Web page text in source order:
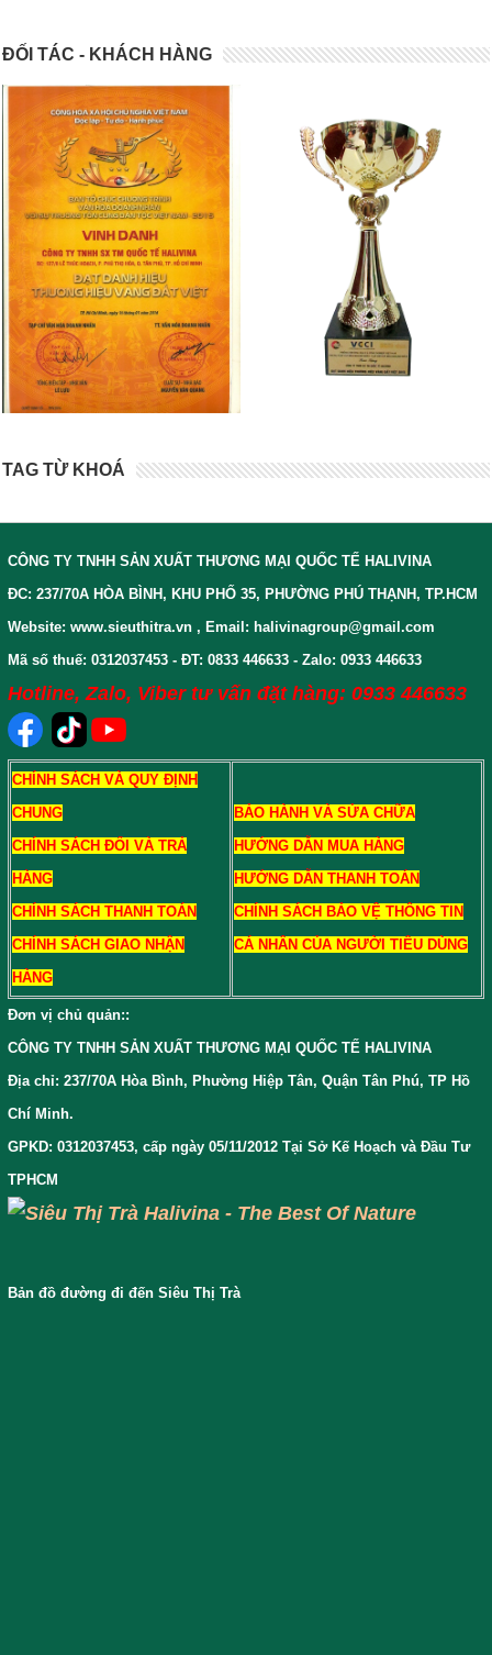
ĐỐI TÁC - KHÁCH HÀNG
TAG TỪ KHOÁ
CÔNG TY TNHH SẢN XUẤT THƯƠNG MẠI QUỐC TẾ HALIVINA
ĐC: 237/70A HÒA BÌNH, KHU PHỐ 35, PHƯỜNG PHÚ THẠNH, TP.HCM
Website: www.sieuthitra.vn , Email: halivinagroup@gmail.com
Mã số thuế: 0312037453 - ĐT: 0833 446633 - Zalo: 0933 446633
Hotline, Zalo, Viber tư vấn đặt hàng: 0933 446633
CHÍNH SÁCH VÀ QUY ĐỊNH
CHUNG
CHÍNH SÁCH ĐỔI VÀ TRẢ
HÀNG
CHÍNH SÁCH THANH TOÁN
CHÍNH SÁCH GIAO NHẬN
HÀNG
BẢO HÀNH VÀ SỬA CHỮA
HƯỚNG DẪN MUA HÀNG
HƯỚNG DẪN THANH TOÁN
CHÍNH SÁCH BẢO VỆ THÔNG TIN
CÁ NHÂN CỦA NGƯỜI TIÊU DÙNG
Đơn vị chủ quản::
CÔNG TY TNHH SẢN XUẤT THƯƠNG MẠI QUỐC TẾ HALIVINA
Địa chỉ: 237/70A Hòa Bình, Phường Hiệp Tân, Quận Tân Phú, TP Hồ
Chí Minh.
GPKD: 0312037453, cấp ngày 05/11/2012 Tại Sở Kế Hoạch và Đầu Tư
TPHCM
Bản đồ đường đi đến Siêu Thị Trà